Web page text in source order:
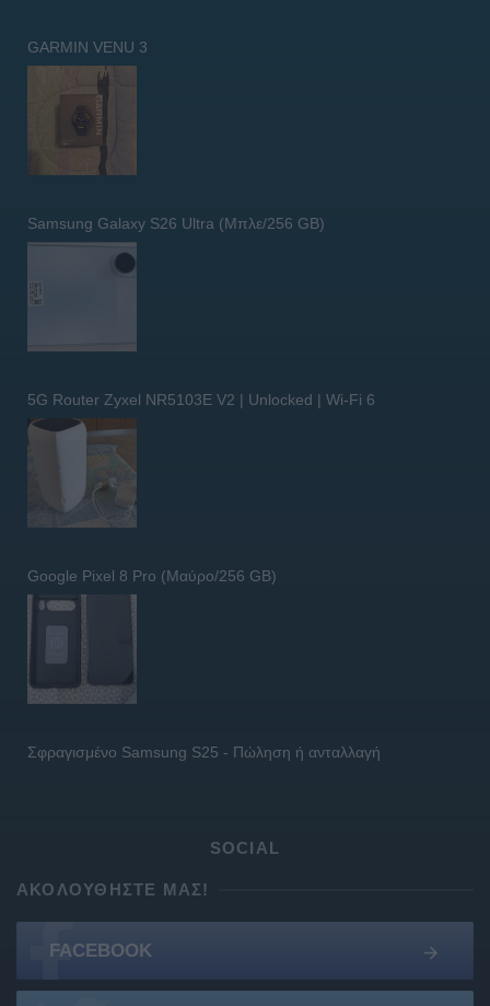
GARMIN VENU 3
Samsung Galaxy S26 Ultra (Μπλε/256 GB)
5G Router Zyxel NR5103E V2 | Unlocked | Wi-Fi 6
Google Pixel 8 Pro (Μαύρο/256 GB)
Σφραγισμένο Samsung S25 - Πώληση ή ανταλλαγή
SOCIAL
ΑΚΟΛΟΥΘΉΣΤΕ ΜΑΣ!
FACEBOOK